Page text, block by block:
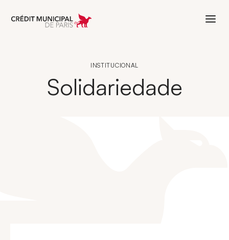
Aller à l'accueil de Crédit Municipal
INSTITUCIONAL
Solidariedade